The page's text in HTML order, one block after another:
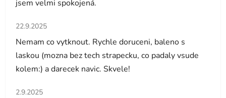
jsem velmi spokojená.
Hodnocení obchodu je 5 z 5 hvězdiček.
22.9.2025
Nemam co vytknout. Rychle doruceni, baleno s
laskou (mozna bez tech strapecku, co padaly vsude
kolem:) a darecek navic. Skvele!
Hodnocení obchodu je 5 z 5 hvězdiček.
2.9.2025